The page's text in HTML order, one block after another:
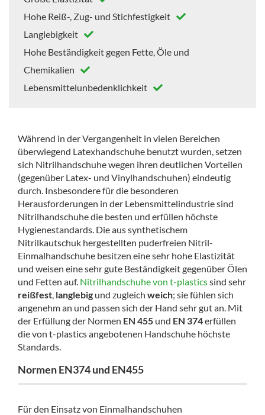
Hohe Reiß-, Zug- und Stichfestigkeit
Langlebigkeit
Hohe Beständigkeit gegen Fette, Öle und
Chemikalien
Lebensmittelunbedenklichkeit
Während in der Vergangenheit in vielen Bereichen
überwiegend Latexhandschuhe benutzt wurden, setzen
sich Nitrilhandschuhe wegen ihren deutlichen Vorteilen
(gegenüber Latex- und Vinylhandschuhen) eindeutig
durch. Insbesondere für die besonderen
Herausforderungen in der Lebensmittelindustrie sind
Nitrilhandschuhe die besten und erfüllen höchste
Hygienestandards. Die aus synthetischem
Nitrilkautschuk hergestellten puderfreien Nitril-
Einmalhandschuhe besitzen eine sehr hohe Elastizität
und weisen eine sehr gute Beständigkeit gegenüber Ölen
und Fetten auf. Nitrilhandschuhe von t-plasticssind sehr
reißfest langlebig und zugleich weich; sie fühlen sich
angenehm an und passen sich der Hand sehr gut an. Mit
der Erfüllung der Normen EN 455 und EN 374erfüllen
die von t-plastics angebotenen Handschuhe höchste
Standards.
Normen EN374 und EN455
Für den Einsatz von Einmalhandschuhen